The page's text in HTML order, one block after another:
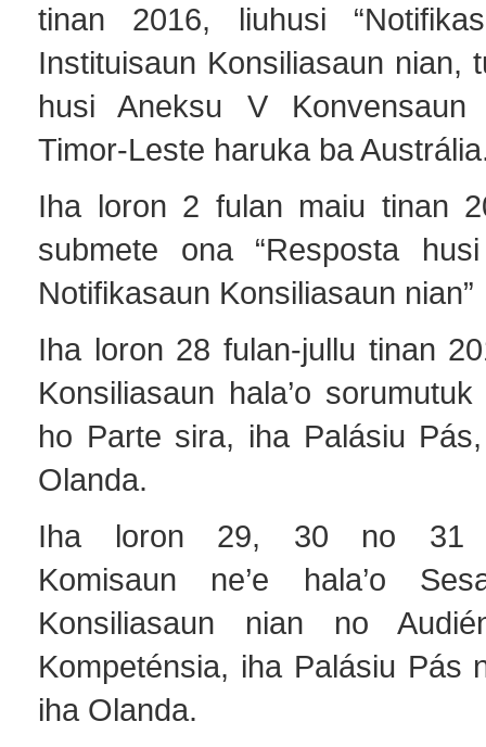
tinan 2016, liuhusi
Instituisaun Konsiliasaun nian,
husi Aneksu V Konvensaun
Timor-Leste haruka ba
Iha loron 2 fulan maiu tinan
submete ona “Resposta
Notifikasaun Konsiliasaun nian”
Iha loron 28 fulan-jullu tinan
Konsiliasaun hala’o
ho Parte sira, iha Palásiu
Olanda.
Iha loron 29, 30 no 31
Komisaun ne’e hala’o
Konsiliasaun nian no
Kompeténsia, iha Palásiu Pás
iha Olanda.